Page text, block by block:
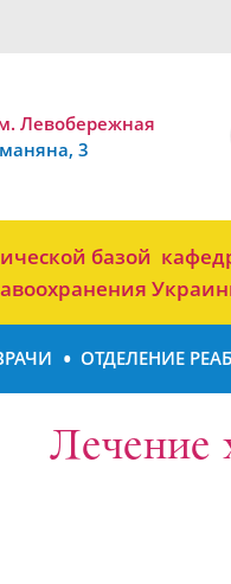
Левобережная
3
базой
ОТДЕЛЕНИЕ
Лечение